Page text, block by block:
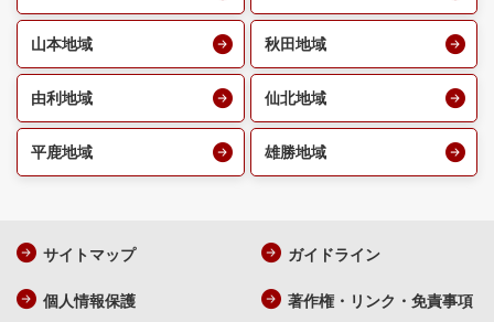
山本地域 秋田地域
由利地域 仙北地域
平鹿地域 雄勝地域
サイトマップ ガイドライン
個人情報保護 著作権・リンク・免責事項